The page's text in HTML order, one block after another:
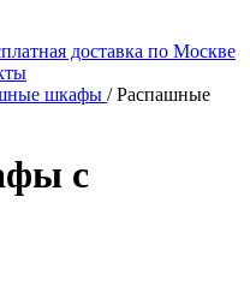
доставка по Москве
шкафы /Распашные
с